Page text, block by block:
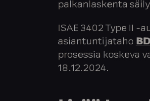
palkanlaskenta
ISAE 3402 Type II
asiantuntijataho
prosessia koskeva
18.12.2024.